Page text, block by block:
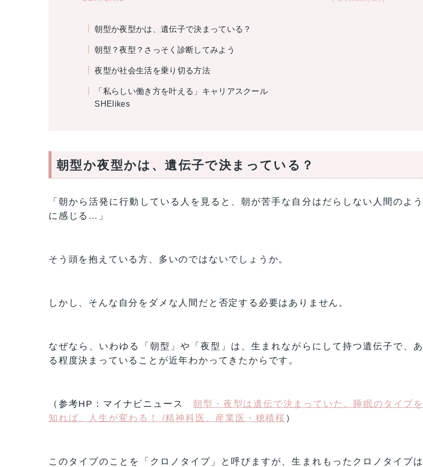
朝型か夜型かは、遺伝子で決まっている？
朝型？夜型？さっそく診断してみよう
夜型が社会生活を乗り切る方法
「私らしい働き方を叶える」キャリアスクール
SHElikes
朝型か夜型かは、遺伝子で決まっている？
「朝から活発に行動している人を見ると、朝が苦手な自分はだらしない人間のよう
に感じる…」
そう頭を抱えている方、多いのではないでしょうか。
しかし、そんな自分をダメな人間だと否定する必要はありません。
なぜなら、いわゆる「朝型」や「夜型」は、生まれながらにして持つ遺伝子で、あ
る程度決まっていることが近年わかってきたからです。
（参考HP：マイナビニュース朝型・夜型は遺伝で決まっていた。睡眠のタイプを
知れば、人生が変わる！ /精神科医、産業医・穂積桜 ）
このタイプのことを「クロノタイプ」と呼びますが、生まれもったクロノタイプは